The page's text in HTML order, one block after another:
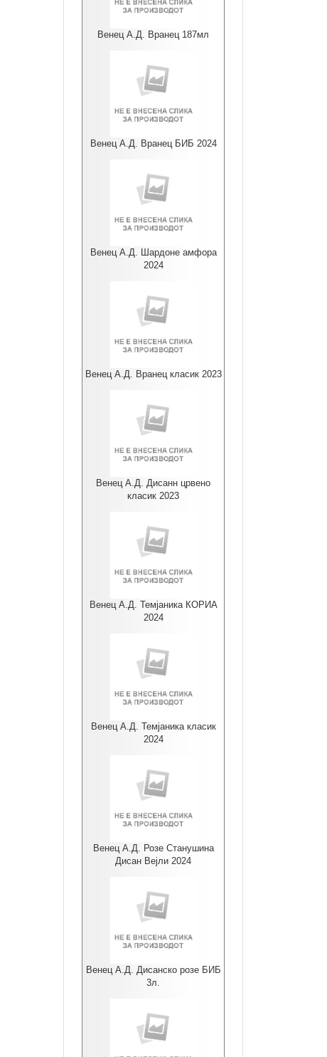
Венец А.Д. Вранец 187мл
Венец А.Д. Вранец БИБ 2024
Венец А.Д. Шардоне амфора
2024
Венец А.Д. Вранец класик 2023
Венец А.Д. Дисанн црвено
класик 2023
Венец А.Д. Темјаника КОРИА
2024
Венец А.Д. Темјаника класик
2024
Венец А.Д. Розе Станушина
Дисан Вејли 2024
Венец А.Д. Дисанско розе БИБ
3л.